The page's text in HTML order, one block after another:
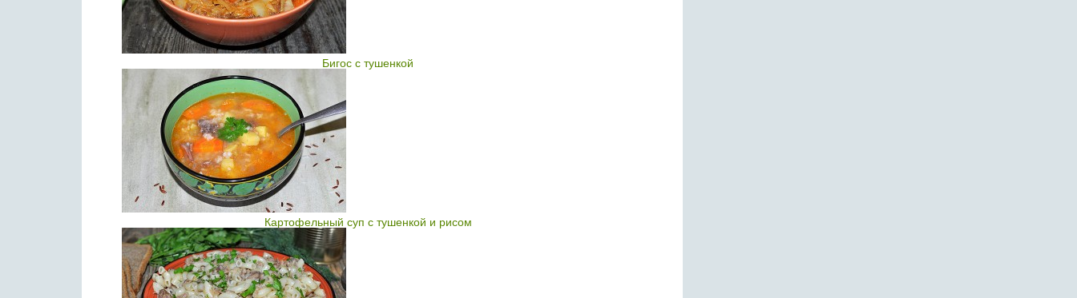
Бигос с тушенкой
Картофельный суп с тушенкой и рисом